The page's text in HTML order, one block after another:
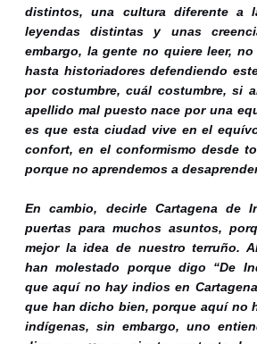
distintos, una cultura diferente a
leyendas distintas y unas
embargo, la gente no quiere leer,
hasta historiadores defendiendo
por costumbre, cuál costumbre, si
apellido mal puesto nace por una
es que esta ciudad vive en el
confort, en el conformismo desde
porque no aprendemos a
En cambio, decirle Cartagena de
puertas para muchos asuntos,
mejor la idea de nuestro terruño.
han molestado porque digo “De
que aquí no hay indios en
que han dicho bien, porque aquí no
indígenas, sin embargo, uno